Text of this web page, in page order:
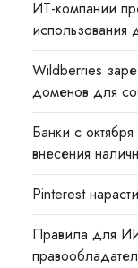
ИТ-компании
Wildberries
доменов для
Банки с
внесения
Pinterest
Правила для